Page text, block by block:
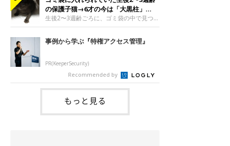
ゃんは眠くなり、飼い主さん夫婦のベッド
でうとうとし始めたのだとか。飼い主さ
材時1才）の成長記録です。こちらは、モ
モちゃんが生後1カ月ごろに撮影された一
枚。飼い主さんの自宅マンションの駐輪場
です。子猫時代のモモちゃん。
お迎え2日目、ケージ越しに何かを伝える
ももちゃん“おしゃべり”なももちゃん。
@poocoonyan紹介するのは、Instagram
ユーザー@poocoonyanさんの愛猫・もも
ちゃん（取材時1才／マンチカン）です。
を過ぎたころ、お迎え2日目に撮影された
もの。新しい環境にゆっくり慣れてもらう
ため、当時はケージの中で過ごしていまし
た。鳴いてアピールするももち
の保護子猫→6才の今は「大黒柱」
に！ 美しい黒猫に成長した姿にグッ
とくる
生後2〜3週齢ごろに、ゴミ袋の中で見つか
った小さな命。ミルクから育てられたその
子猫は今、家族に欠かせない存在へと成長
しました。ゴミ袋の中で見つかった、ミニ
たころの、生後2〜3週齢ごろのドンちゃ
ん。@doddou_1今回紹介するのは、
X（旧Twitter）ユーザー@doddou_1さん
の愛猫・ドンちゃん（取材時、推定6才／
本名：ドミトリー・ドンスコイ）。ドンち
ゃんは、保護猫でした。ドンちゃんが見つ
かったのは、飼い主さんの姉の勤め先の敷
事例から学ぶ『特権アクセス管理』
PR(KeeperSecurity)
Recommended by
もっと見る